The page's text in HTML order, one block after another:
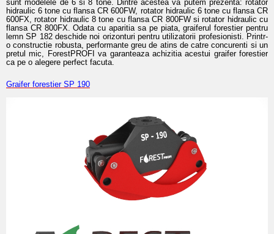
sunt modelele de 6 si 8 tone. Dintre acestea va putem prezenta: rotator
hidraulic 6 tone cu flansa CR 600FW, rotator hidraulic 6 tone cu flansa CR
600FX, rotator hidraulic 8 tone cu flansa CR 800FW si rotator hidraulic cu
flansa CR 800FX. Odata cu aparitia sa pe piata, graiferul forestier pentru
lemn SP 182 deschide noi orizonturi pentru utilizatorii profesionisti. Printr-
o constructie robusta, performante greu de atins de catre concurenti si un
pretul mic, ForestPROFI va garanteaza achizitia acestui graifer forestier
ca pe o alegere perfect facuta.
Graifer forestier SP 190